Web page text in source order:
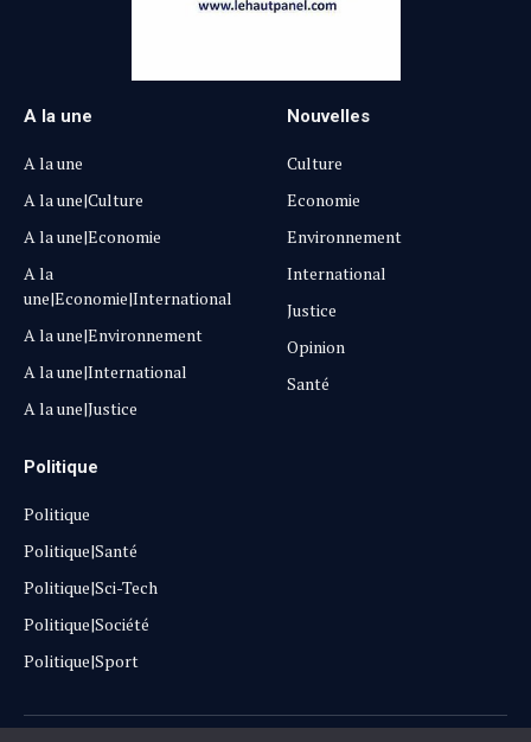
A la une
A la une
A la une|Culture
A la une|Economie
A la
une|Economie|International
A la une|Environnement
A la une|International
A la une|Justice
Nouvelles
Culture
Economie
Environnement
International
Justice
Opinion
Santé
Politique
Politique
Politique|Santé
Politique|Sci-Tech
Politique|Société
Politique|Sport